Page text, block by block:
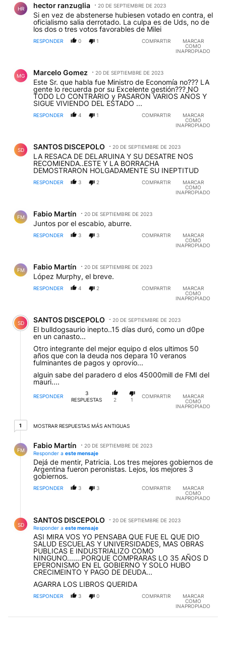
HR hector ranzuglia 20 DE SEPTIEMBRE DE 2023
Si en vez de abstenerse hubiesen votado en contra, el
oficialismo salia derrotado. La culpa es de Uds, no de
los dos o tres votos favorables de Milei
RESPONDER 0 1 COMPARTIR
MARCAR
COMO
INAPROPIADO
MG Marcelo Gomez 20 DE SEPTIEMBRE DE 2023
Este Sr. que habla fue Ministro de Economía no??? LA
gente lo recuerda por su Excelente gestión??? NO
TODO LO CONTRARIO y PASARON VARIOS AÑOS Y
SIGUE VIVIENDO DEL ESTADO ...
RESPONDER 4 1 COMPARTIR
MARCAR
COMO
INAPROPIADO
SD SANTOS DISCEPOLO 20 DE SEPTIEMBRE DE 2023
LA RESACA DE DELARUINA Y SU DESATRE NOS
RECOMIENDA..ESTE Y LA BORRACHA
DEMOSTRARON HOLGADAMENTE SU INEPTITUD
RESPONDER 3 2 COMPARTIR
MARCAR
COMO
INAPROPIADO
FM Fabio Martín 20 DE SEPTIEMBRE DE 2023
Juntos por el escabio, aburre.
RESPONDER 3 3 COMPARTIR
MARCAR
COMO
INAPROPIADO
FM Fabio Martín 20 DE SEPTIEMBRE DE 2023
López Murphy, el breve.
RESPONDER 4 2 COMPARTIR
MARCAR
COMO
INAPROPIADO
SD SANTOS DISCEPOLO 20 DE SEPTIEMBRE DE 2023
El bulldogsaurio inepto..15 días duró, como un d0pe
en un canasto...
Otro integrante del mejor equipo d elos ultimos 50
años que con la deuda nos depara 10 veranos
fulminantes de pagos y oprovio...
alguin sabe del paradero d elos 45000mill de FMI del
mauri....
RESPONDER
3
RESPUESTAS
2 1
COMPARTIR
MARCAR
COMO
INAPROPIADO
11 respuesta más antiguas
MOSTRAR RESPUESTAS MÁS ANTIGUAS
FM
Fabio Martín
20 DE SEPTIEMBRE DE 2023
Responder a este mensaje
Dejá de mentir, Patricia. Los tres mejores gobiernos de
Argentina fueron peronistas. Lejos, los mejores 3
gobiernos.
RESPONDER 3 3 COMPARTIR
MARCAR
COMO
INAPROPIADO
SD
SANTOS DISCEPOLO
20 DE SEPTIEMBRE DE 2023
Responder a este mensaje
ASI MIRA VOS YO PENSABA QUE FUE EL QUE DIO
SALUD ESCUELAS Y UNIVERSIDADES, MAS OBRAS
PUBLICAS E INDUSTRIALIZO COMO
NINGUNO.......PORQUE COMPRARAS LO 35 AÑOS D
EPERONISMO EN EL GOBIERNO Y SOLO HUBO
CRECIMEINTO Y PAGO DE DEUDA...
AGARRA LOS LIBROS QUERIDA
RESPONDER 3 0 COMPARTIR
MARCAR
COMO
INAPROPIADO